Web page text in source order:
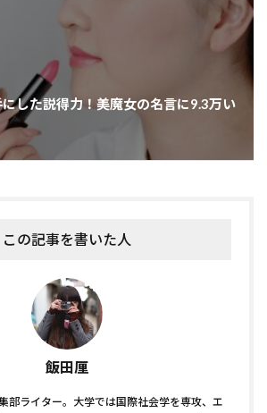
した説得力！美魔女の名言に9.3万い
この記事を書いた人
飯田厘
部ライター。大学では国際社会学を専攻、エ